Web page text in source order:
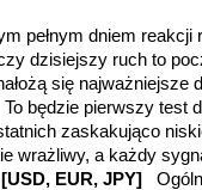
pełnym dniem reakcji
dzisiejszy ruch to
się najważniejsze
To będzie pierwszy test
zaskakująco
wrażliwy, a każdy
[USD, EUR, JPY]